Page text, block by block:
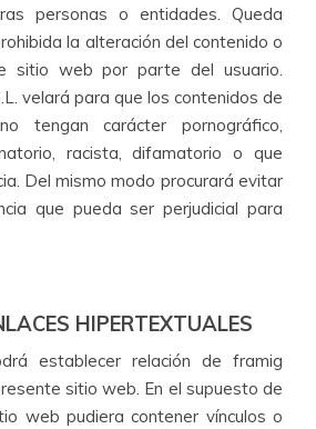
personas o entidades. Queda
la alteración del contenido o
sitio web por parte del usuario.
velará para que los contenidos de
tengan carácter pornográfico,
racista, difamatorio o que
Del mismo modo procurará evitar
que pueda ser perjudicial para
HIPERTEXTUALES
establecer relación de framig
sitio web. En el supuesto de
web pudiera contener vínculos o